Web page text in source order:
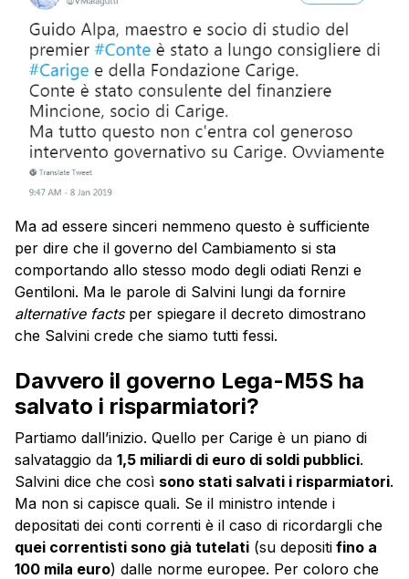
Ma ad essere sinceri nemmeno questo è sufficiente
per dire che il governo del Cambiamento si sta
comportando allo stesso modo degli odiati Renzi e
Gentiloni. Ma le parole di Salvini lungi da fornire
alternative factsper spiegare il decreto dimostrano
che Salvini crede che siamo tutti fessi.
Davvero il governo Lega-M5S ha
salvato i risparmiatori?
Partiamo dall’inizio. Quello per Carige è un piano di
salvataggio da 1,5 miliardi di euro di soldi pubblici.
Salvini dice che così sono stati salvati i risparmiatori.
Ma non si capisce quali. Se il ministro intende i
depositati dei conti correnti è il caso di ricordargli che
quei correntisti sono già tutelati (su depositi fino a
100 mila euro) dalle norme europee. Per coloro che